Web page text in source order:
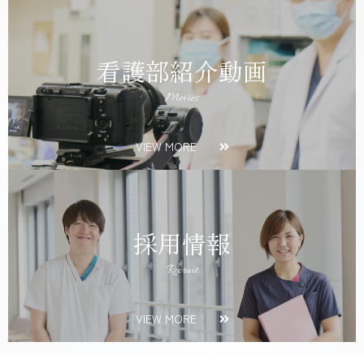
看護部紹介動画
Movies
VIEW MORE
採用情報
Recruit
VIEW MORE